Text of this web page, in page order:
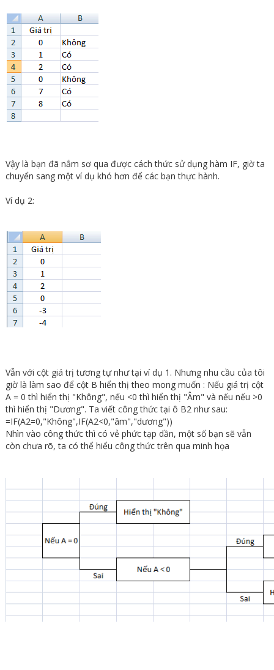
Vậy là bạn đã nắm sơ qua được cách thức sử dụng hàm IF, giờ ta
chuyển sang một ví dụ khó hơn để các bạn thực hành.
Ví dụ 2:
Vẫn với cột giá trị tương tự như tại ví dụ 1. Nhưng nhu cầu của tôi
giờ là làm sao để cột B hiển thị theo mong muốn : Nếu giá trị cột
A = 0 thì hiển thị "Không", nếu <0 thì hiển thị "Âm" và nếu nếu >0
thì hiển thị "Dương". Ta viết công thức tại ô B2 như sau:
=IF(A2=0,"Không",IF(A2<0,"âm","dương"))
Nhìn vào công thức thì có vẻ phức tạp dần, một số bạn sẽ vẫn
còn chưa rõ, ta có thể hiểu công thức trên qua minh họa